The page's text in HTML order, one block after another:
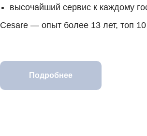
высочайший сервис к каждому
Cesare — опыт более 13 лет, топ
Подробнее